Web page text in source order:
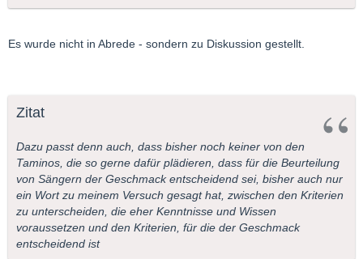
Es wurde nicht in Abrede - sondern zu Diskussion gestellt.
Zitat
Dazu passt denn auch, dass bisher noch keiner von den
Taminos, die so gerne dafür plädieren, dass für die Beurteilung
von Sängern der Geschmack entscheidend sei, bisher auch nur
ein Wort zu meinem Versuch gesagt hat, zwischen den Kriterien
zu unterscheiden, die eher Kenntnisse und Wissen
voraussetzen und den Kriterien, für die der Geschmack
entscheidend ist